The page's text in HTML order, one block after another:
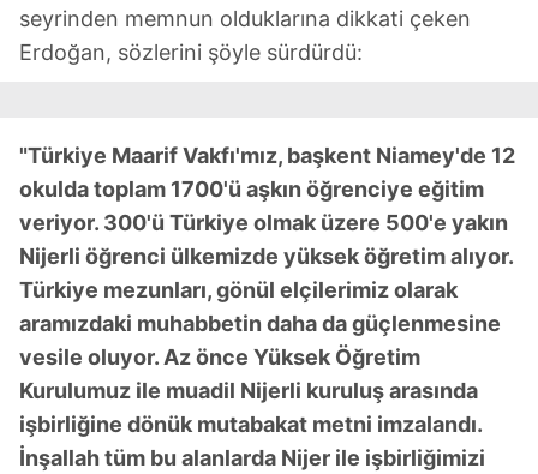
seyrinden memnun olduklarına dikkati çeken
Erdoğan, sözlerini şöyle sürdürdü:
"Türkiye Maarif Vakfı'mız, başkent Niamey'de 12
okulda toplam 1700'ü aşkın öğrenciye eğitim
veriyor. 300'ü Türkiye olmak üzere 500'e yakın
Nijerli öğrenci ülkemizde yüksek öğretim alıyor.
Türkiye mezunları, gönül elçilerimiz olarak
aramızdaki muhabbetin daha da güçlenmesine
vesile oluyor. Az önce Yüksek Öğretim
Kurulumuz ile muadil Nijerli kuruluş arasında
işbirliğine dönük mutabakat metni imzalandı.
İnşallah tüm bu alanlarda Nijer ile işbirliğimizi